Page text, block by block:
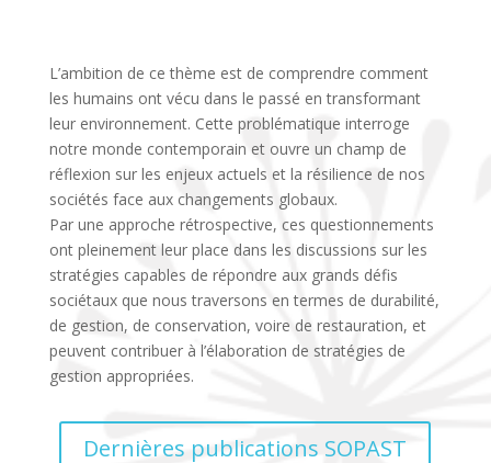
L’ambition de ce thème est de comprendre comment
les humains ont vécu dans le passé en transformant
leur environnement. Cette problématique interroge
notre monde contemporain et ouvre un champ de
réflexion sur les enjeux actuels et la résilience de nos
sociétés face aux changements globaux.
Par une approche rétrospective, ces questionnements
ont pleinement leur place dans les discussions sur les
stratégies capables de répondre aux grands défis
sociétaux que nous traversons en termes de durabilité,
de gestion, de conservation, voire de restauration, et
peuvent contribuer à l’élaboration de stratégies de
gestion appropriées.
Dernières publications SOPAST